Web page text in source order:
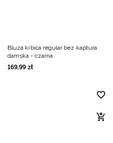
Bluza kibica regular bez kaptura
damska - czarna
169,99 zł